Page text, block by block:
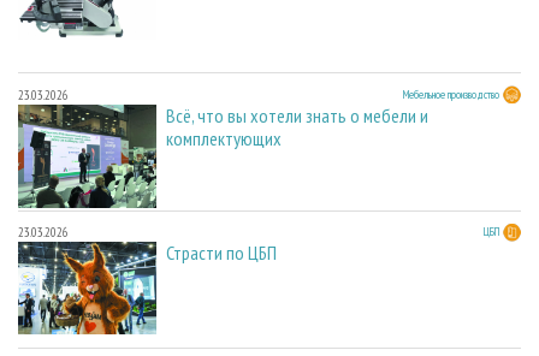
23.03.2026 Мебельное производство
Всё, что вы хотели знать о мебели и
комплектующих
23.03.2026 ЦБП
Страсти по ЦБП